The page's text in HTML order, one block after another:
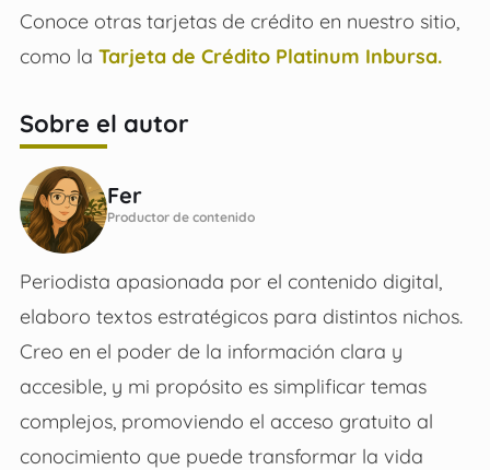
Conoce otras tarjetas de crédito en nuestro sitio,
como la Tarjeta de Crédito Platinum Inbursa.
Sobre el autor
Fer
Productor de contenido
Periodista apasionada por el contenido digital,
elaboro textos estratégicos para distintos nichos.
Creo en el poder de la información clara y
accesible, y mi propósito es simplificar temas
complejos, promoviendo el acceso gratuito al
conocimiento que puede transformar la vida